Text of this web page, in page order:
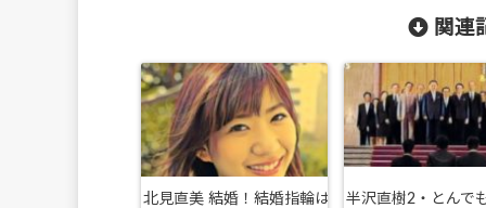
関連
北見直美 結婚！結婚指輪は
半沢直樹2・とんで